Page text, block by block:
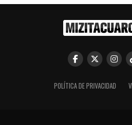
POLÍTICA DE PRIVACIDAD